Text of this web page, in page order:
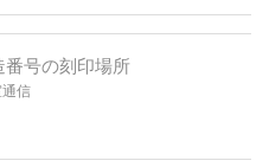
番号の刻印場所
通信